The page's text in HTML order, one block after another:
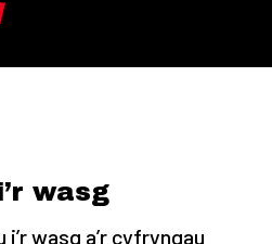
wasg
wasg a’r cyfryngau